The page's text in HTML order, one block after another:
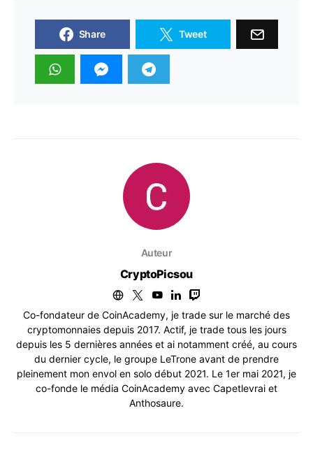
Share Tweet
Auteur
CryptoPicsou
Co-fondateur de CoinAcademy, je trade sur le marché des
cryptomonnaies depuis 2017. Actif, je trade tous les jours
depuis les 5 dernières années et ai notamment créé, au cours
du dernier cycle, le groupe LeTrone avant de prendre
pleinement mon envol en solo début 2021. Le 1er mai 2021, je
co-fonde le média CoinAcademy avec Capetlevrai et
Anthosaure.